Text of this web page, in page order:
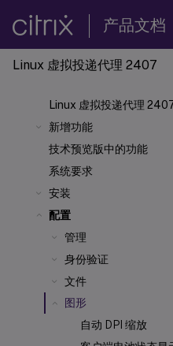
产品文档
Linux 虚拟投递代理 2407
Linux 虚拟投递代理
新增功能
技术预览版中的功能
系统要求
安装
配置
管理
身份验证
文件
图形
自动 DPI 缩放